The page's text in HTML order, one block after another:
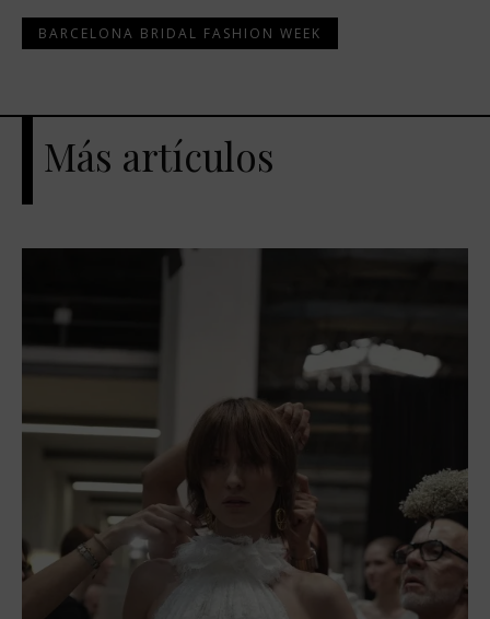
BARCELONA BRIDAL FASHION WEEK
Más artículos